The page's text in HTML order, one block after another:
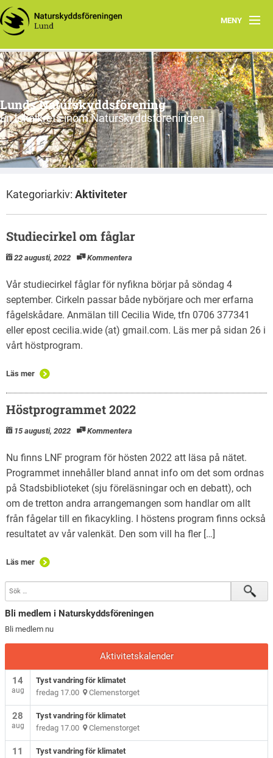
MENY
Hem
Program
Vad vi gör
Vi tycker
Cykling
Lunds Naturskyddsförening
En lokalkrets inom Naturskyddsföreningen
Kategoriarkiv: Aktiviteter
Studiecirkel om fåglar
22 augusti, 2022 Kommentera
Vår studiecirkel fåglar för nyfikna börjar på söndag 4
september. Cirkeln passar både nybörjare och mer erfarna
fågelskådare. Anmälan till Cecilia Wide, tfn 0706 377341
eller epost cecilia.wide (at) gmail.com. Läs mer på sidan 26 i
vårt höstprogram.
Läs mer
Höstprogrammet 2022
15 augusti, 2022 Kommentera
Nu finns LNF program för hösten 2022 att läsa på nätet.
Programmet innehåller bland annat info om det som ordnas
på Stadsbiblioteket (sju föreläsningar och en debatt), och
om de tretton andra arrangemangen som handlar om allt
från fågelar till en fikacykling. I höstens program finns också
resultatet av vår valenkät. Den som vill ha fler […]
Läs mer
Bli medlem i Naturskyddsföreningen
Bli medlem nu
Aktivitetskalender
14
aug
Tyst vandring för klimatet
fredag 17.00 Clemenstorget
28
aug
Tyst vandring för klimatet
fredag 17.00 Clemenstorget
11
Tyst vandring för klimatet